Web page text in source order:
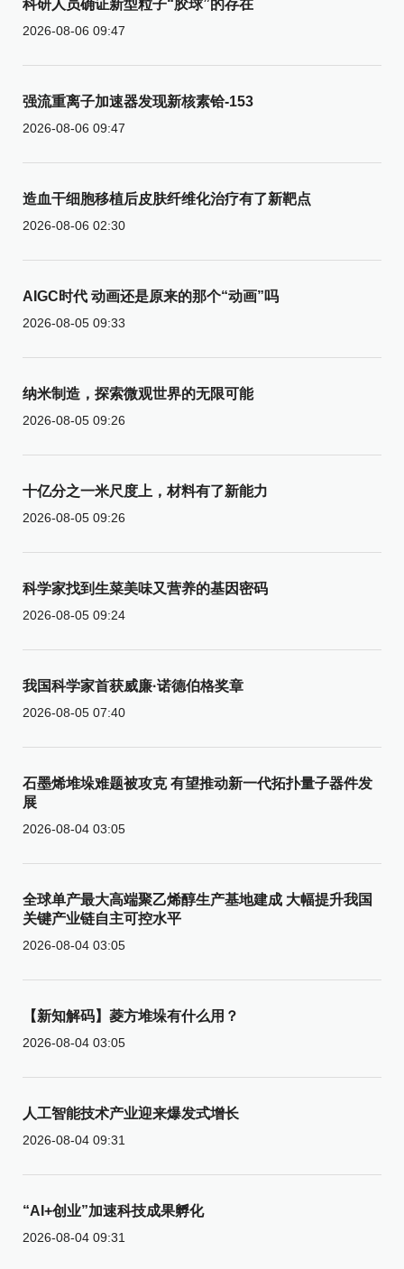
科研人员确证新型粒子“胶球”的存在
2026-08-06 09:47
强流重离子加速器发现新核素铪-153
2026-08-06 09:47
造血干细胞移植后皮肤纤维化治疗有了新靶点
2026-08-06 02:30
AIGC时代 动画还是原来的那个“动画”吗
2026-08-05 09:33
纳米制造，探索微观世界的无限可能
2026-08-05 09:26
十亿分之一米尺度上，材料有了新能力
2026-08-05 09:26
科学家找到生菜美味又营养的基因密码
2026-08-05 09:24
我国科学家首获威廉·诺德伯格奖章
2026-08-05 07:40
石墨烯堆垛难题被攻克 有望推动新一代拓扑量子器件发
展
2026-08-04 03:05
全球单产最大高端聚乙烯醇生产基地建成 大幅提升我国
关键产业链自主可控水平
2026-08-04 03:05
【新知解码】菱方堆垛有什么用？
2026-08-04 03:05
人工智能技术产业迎来爆发式增长
2026-08-04 09:31
“AI+创业”加速科技成果孵化
2026-08-04 09:31